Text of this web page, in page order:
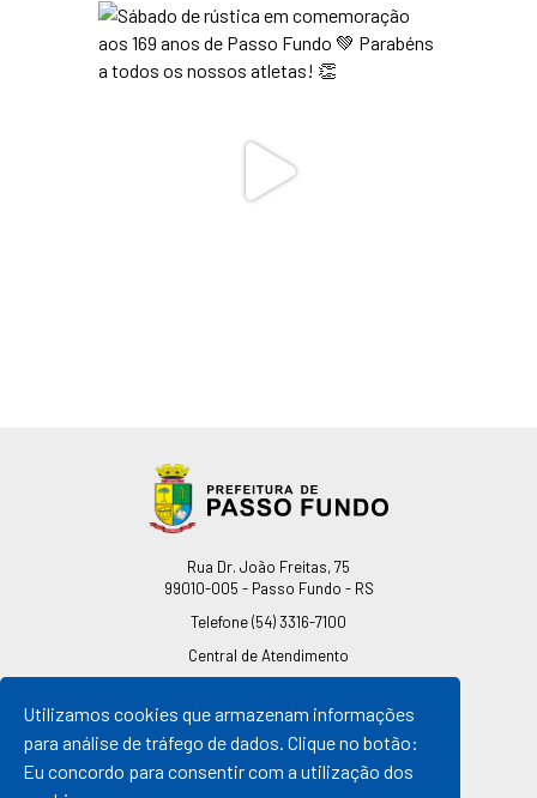
Utilizamos cookies que armazenam informações
para análise de tráfego de dados. Clique no botão:
Eu concordo para consentir com a utilização dos
Endereço
Rua Dr. João Freitas, 75
99010-005 - Passo Fundo - RS
Telefone(54) 3316-7100
Central de Atendimento
0800 541 7100
Horário de Atendimento
De segunda a sexta-feira